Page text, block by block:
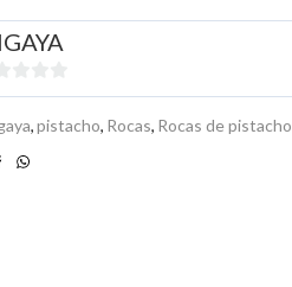
,pistacho, Rocas, Rocas de pistacho